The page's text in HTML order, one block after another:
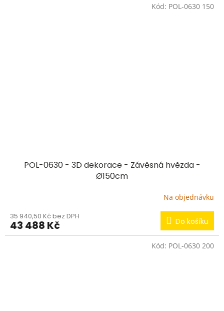
POL-0630 - 3D dekorace - Závěsná hvězda -
Ø150cm
Na objednávku
35 940,50 Kč bez DPH
43 488 Kč Do košíku
Kód: POL-0630 150
Kód: POL-0630 200